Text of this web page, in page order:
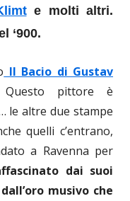
e molti altri.
‘900.
Il Bacio di Gustav
pittore è
le altre due stampe
quelli c’entrano,
a Ravenna per
dai suoi
musivo che